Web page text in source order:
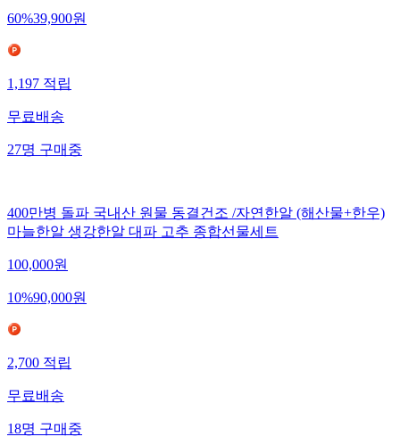
60%39,900원
1,197적립
무료배송
27명구매중
400만병 돌파 국내산 원물 동결건조 /자연한알 (해산물+한우)
마늘한알 생강한알 대파 고추 종합선물세트
100,000원
10%90,000원
2,700적립
무료배송
18명구매중